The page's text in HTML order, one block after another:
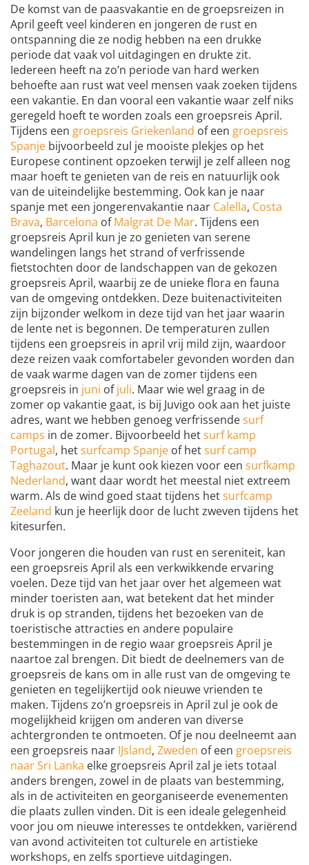
De komst van de paasvakantie en de groepsreizen in
April geeft veel kinderen en jongeren de rust en
ontspanning die ze nodig hebben na een drukke
periode dat vaak vol uitdagingen en drukte zit.
Iedereen heeft na zo’n periode van hard werken
behoefte aan rust wat veel mensen vaak zoeken tijdens
een vakantie. En dan vooral een vakantie waar zelf niks
geregeld hoeft te worden zoals een groepsreis April.
Tijdens een groepsreis Griekenland of een groepsreis
Spanje bijvoorbeeld zul je mooiste plekjes op het
Europese continent opzoeken terwijl je zelf alleen nog
maar hoeft te genieten van de reis en natuurlijk ook
van de uiteindelijke bestemming. Ook kan je naar
spanje met een jongerenvakantie naar Calella, Costa
Brava, Barcelona ofMalgrat De Mar. Tijdens een
groepsreis April kun je zo genieten van serene
wandelingen langs het strand of verfrissende
fietstochten door de landschappen van de gekozen
groepsreis April, waarbij ze de unieke flora en fauna
van de omgeving ontdekken. Deze buitenactiviteiten
zijn bijzonder welkom in deze tijd van het jaar waarin
de lente net is begonnen. De temperaturen zullen
tijdens een groepsreis in april vrij mild zijn, waardoor
deze reizen vaak comfortabeler gevonden worden dan
de vaak warme dagen van de zomer tijdens een
groepsreis in juni ofjuli. Maar wie wel graag in de
zomer op vakantie gaat, is bij Juvigo ook aan het juiste
adres, want we hebben genoeg verfrissendesurf
camps in de zomer. Bijvoorbeeld hetsurf kamp
Portugal, hetsurfcamp Spanje of hetsurf camp
Taghazout. Maar je kunt ook kiezen voor een surfkamp
Nederland, want daar wordt het meestal niet extreem
warm. Als de wind goed staat tijdens hetsurfcamp
Zeeland kun je heerlijk door de lucht zweven tijdens het
kitesurfen.
Voor jongeren die houden van rust en sereniteit, kan
een groepsreis April als een verkwikkende ervaring
voelen. Deze tijd van het jaar over het algemeen wat
minder toeristen aan, wat betekent dat het minder
druk is op stranden, tijdens het bezoeken van de
toeristische attracties en andere populaire
bestemmingen in de regio waar groepsreis April je
naartoe zal brengen. Dit biedt de deelnemers van de
groepsreis de kans om in alle rust van de omgeving te
genieten en tegelijkertijd ook nieuwe vrienden te
maken. Tijdens zo’n groepsreis in April zul je ook de
mogelijkheid krijgen om anderen van diverse
achtergronden te ontmoeten. Of je nou deelneemt aan
een groepsreis naar IJsland, Zweden of een groepsreis
naar Sri Lanka elke groepsreis April zal je iets totaal
anders brengen, zowel in de plaats van bestemming,
als in de activiteiten en georganiseerde evenementen
die plaats zullen vinden. Dit is een ideale gelegenheid
voor jou om nieuwe interesses te ontdekken, variërend
van avond activiteiten tot culturele en artistieke
workshops, en zelfs sportieve uitdagingen.